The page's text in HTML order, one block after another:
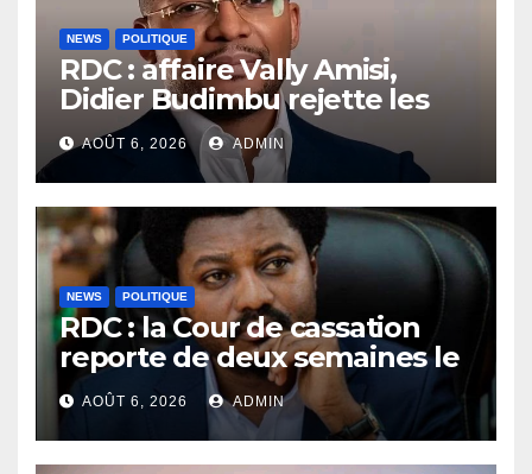
NEWS POLITIQUE
RDC : affaire Vally Amisi,
Didier Budimbu rejette les
accusations et appelle à
laisser la justice établir la
vérité
AOÛT 6, 2026 ADMIN
NEWS POLITIQUE
RDC : la Cour de cassation
reporte de deux semaines le
procès Frivao
AOÛT 6, 2026 ADMIN